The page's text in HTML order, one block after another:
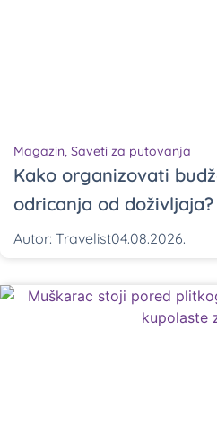
Magazin, Saveti za putovanja
Kako organizovati
odricanja od doživljaja?
Autor: Travelist04.08.2026.